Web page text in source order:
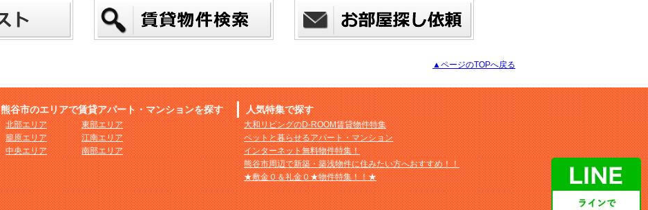
▲ページのTOPへ戻る
熊谷市のエリアで賃貸アパート・マンションを探す
北部エリア
籠原エリア
中央エリア
東部エリア
江南エリア
南部エリア
人気特集で探す
大和リビングのD-ROOM賃貸物件特集
ペットと暮らせるアパート・マンション
インターネット無料物件特集！
熊谷市周辺で新築・築浅物件に住みたい方へおすすめ！！
★敷金０＆礼金０★物件特集！！★